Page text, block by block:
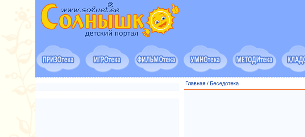
Главная/ Беседотека